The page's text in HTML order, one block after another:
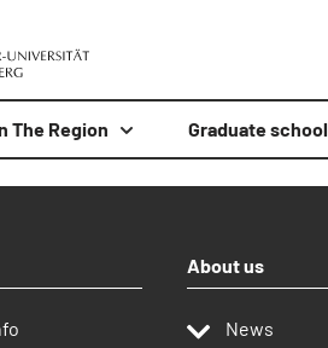
The Region Graduate school
About us
News